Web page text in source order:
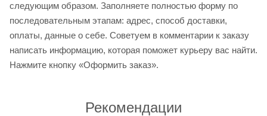
следующим образом. Заполняете полностью форму по
последовательным этапам: адрес, способ доставки,
оплаты, данные о себе. Советуем в комментарии к заказу
написать информацию, которая поможет курьеру вас найти.
Нажмите кнопку «Оформить заказ».
Рекомендации